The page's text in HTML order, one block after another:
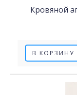
Кровяной
В КОРЗИНУ